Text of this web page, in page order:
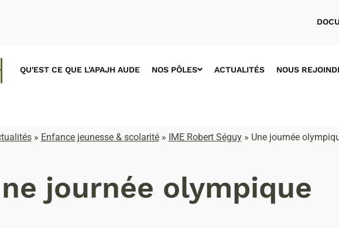
QU'EST CE QUE L'APAJH AUDE NOS PÔLES ACTUALITÉS NOUS
» Enfance jeunesse & scolarité» IME Robert Séguy» Une journée
journée olympique